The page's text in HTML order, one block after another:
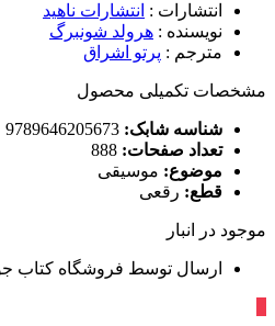
انتشارات : انتشارات ناهید
نویسنده : هرولد شونبرگ
مترجم : پرتو اشراق
مشخصات تکمیلی محصول
شناسه شابک:
تعداد صفحات:
موضوع: موسیقی
قطع: رقعی
موجود در انبار
ارسال توسط فروشگاه کتاب